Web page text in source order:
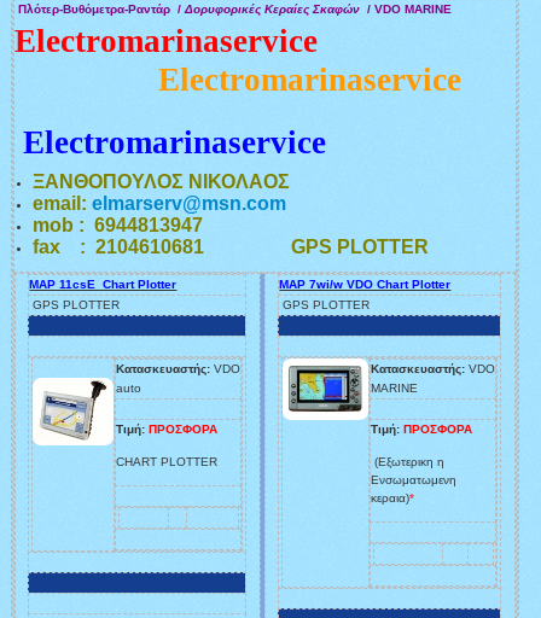
Πλότερ-Βυθόμετρα-Ραντάρ / Δορυφορικές Κεραίες Σκαφών / VDO MARINE
Electromarinaservice
Electromarinaservice
Electromarinaservice
ΞΑΝΘΟΠΟΥΛΟΣ ΝΙΚΟΛΑΟΣ
email: elmarserv@msn.com
mob : 6944813947
fax : 2104610681 GPS PLOTTER
MAP 11csE Chart Plotter
GPS PLOTTER
Κατασκευαστής: VDO
auto
Τιμή: ΠΡΟΣΦΟΡΑ
CHART PLOTTER
MAP 7wi/w VDO Chart Plotter
GPS PLOTTER
Κατασκευαστής: VDO
MARINE
Τιμή: ΠΡΟΣΦΟΡΑ
(Εξωτερικη η
Ενσωματωμενη
κεραια)*